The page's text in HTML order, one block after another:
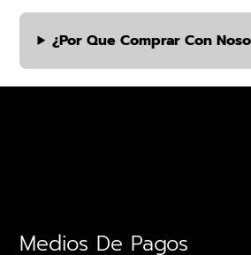
¿por Que Comprar Con
Medios De Pagos